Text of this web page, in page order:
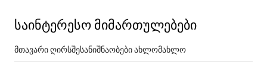
საინტერესო მიმართულებები
მთავარი ღირსშესანიშნაობები ახლომახლო